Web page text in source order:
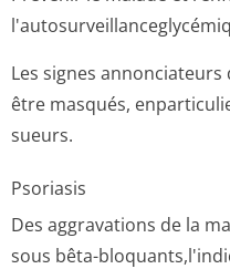
Les signes
être masqués,
sueurs.
Psoriasis
Des aggravations de la
sous bêta-